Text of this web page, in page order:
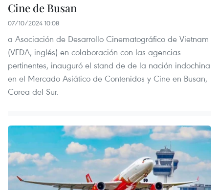
Cine de Busan
07/10/2024 10:08
a Asociación de Desarrollo Cinematográfico de Vietnam
(VFDA, inglés) en colaboración con las agencias
pertinentes, inauguró el stand de de la nación indochina
en el Mercado Asiático de Contenidos y Cine en Busan,
Corea del Sur.